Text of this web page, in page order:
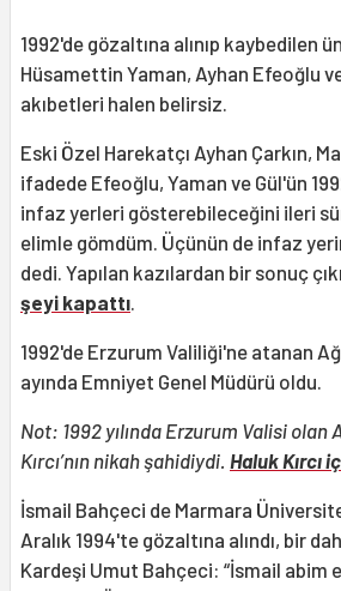
1992'de gözaltına alınıp kaybedilen
Hüsamettin Yaman, Ayhan Efeoğlu
akıbetleri halen belirsiz.
Eski Özel Harekatçı Ayhan Çarkın,
ifadede Efeoğlu, Yaman ve Gül'ün
infaz yerleri gösterebileceğini ileri
elimle gömdüm. Üçünün de infaz
dedi. Yapılan kazılardan bir sonuç
şeyi kapattı
1992'de Erzurum Valiliği'ne atanan
ayında Emniyet Genel Müdürü oldu.
Not: 1992 yılında Erzurum Valisi olan
Kırcı’nın nikah şahidiydi. Haluk Kırcı
İsmail Bahçeci de Marmara
Aralık 1994'te gözaltına alındı, bir
Kardeşi Umut Bahçeci: “İsmail abim